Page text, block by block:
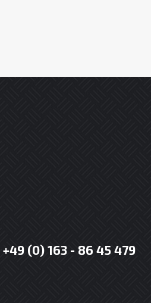
+49 (0) 163 - 86 45 479